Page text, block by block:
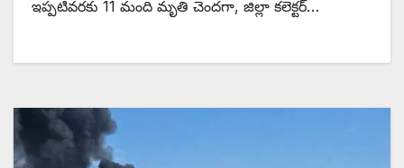
ఇప్పటివరకు 11 మంది మృతి చెందగా, జిల్లా కలెక్టర్…